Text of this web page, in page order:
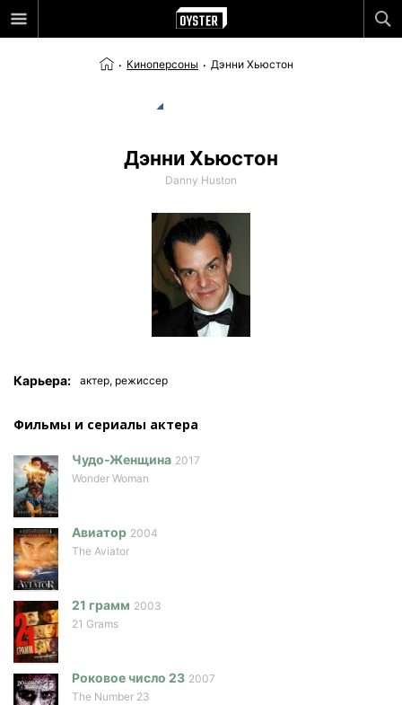
Киноперсоны Дэнни Хьюстон
Дэнни Хьюстон
Danny Huston
Карьера: актер, режиссер
Фильмы и сериалы актера
Чудо-Женщина 2017
Wonder Woman
Авиатор 2004
The Aviator
21 грамм 2003
21 Grams
Роковое число 23 2007
The Number 23